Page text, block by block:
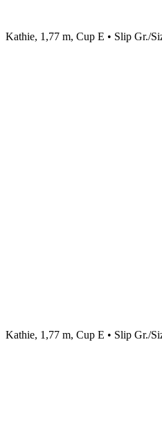
Kathie, 1,77 m, Cup E • Slip Gr./
Kathie, 1,77 m, Cup E • Slip Gr./